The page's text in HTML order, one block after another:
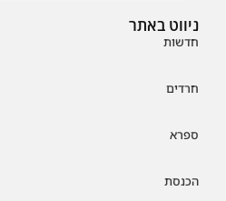
ניווט באתר
חדשות
חרדים
ספרא
הכנסת